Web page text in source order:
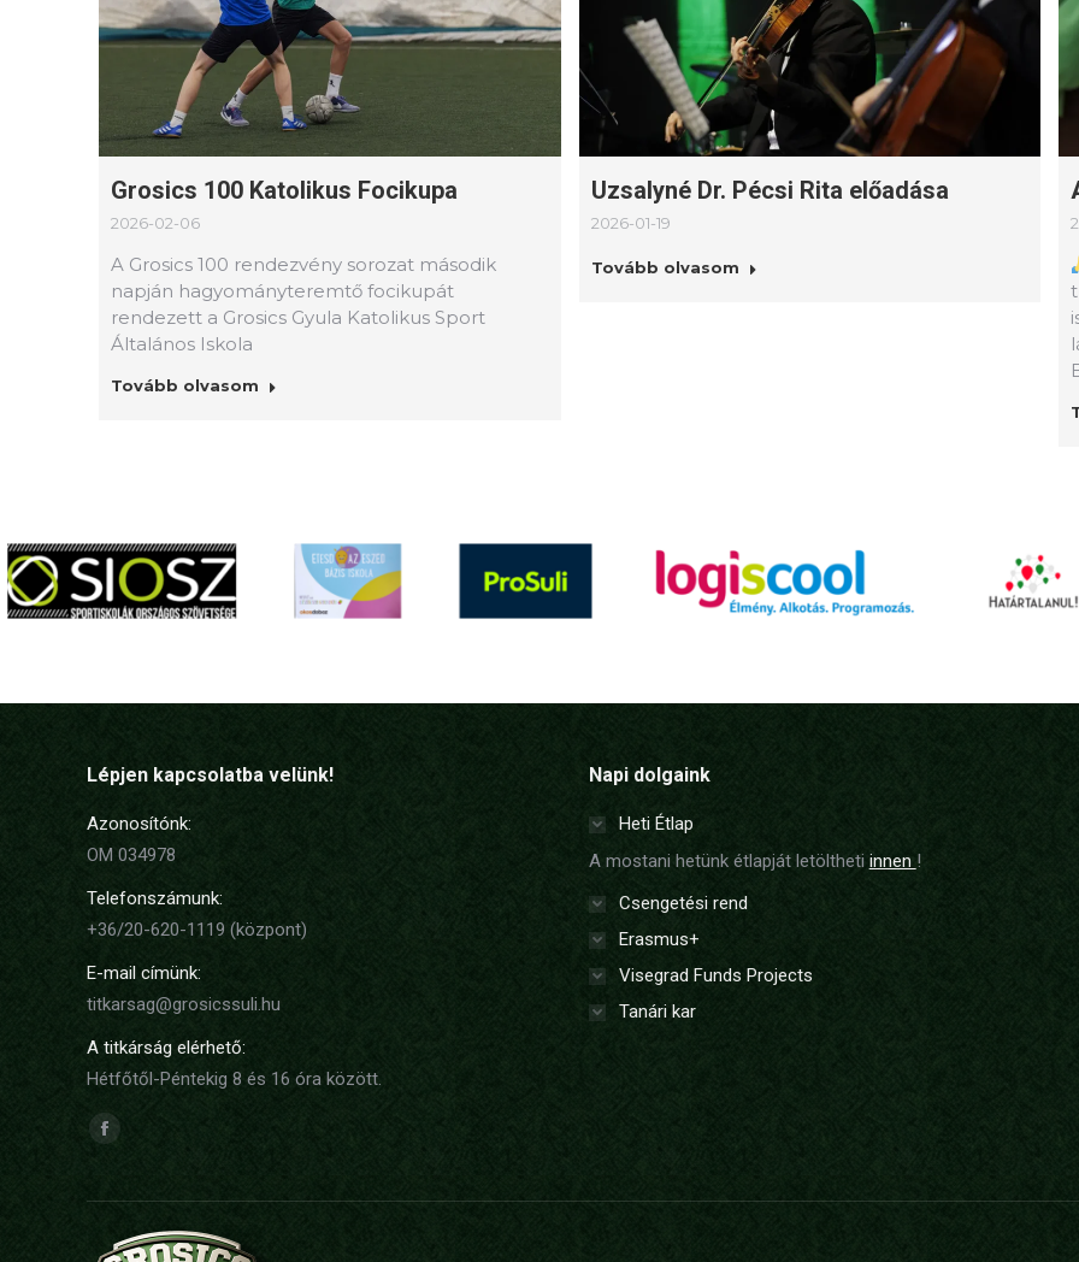
Grosics 100 Katolikus Focikupa
2026-02-06
A Grosics 100 rendezvény sorozat második
napján hagyományteremtő focikupát
rendezett a Grosics Gyula Katolikus Sport
Általános Iskola
Tovább olvasom
Uzsalyné Dr. Pécsi Rita előadása
2026-01-19
Tovább olvasom
Lépjen kapcsolatba velünk!
Azonosítónk:
OM 034978
Telefonszámunk:
+36/20-620-1119 (központ)
E-mail címünk:
titkarsag@grosicssuli.hu
A titkárság elérhető:
Hétfőtől-Péntekig 8 és 16 óra között.
Find us on:
Facebook
opens
Napi dolgaink
Heti Étlap
A mostani hetünk étlapját letöltheti innen !
Csengetési rend
Erasmus+
Visegrad Funds Projects
Tanári kar